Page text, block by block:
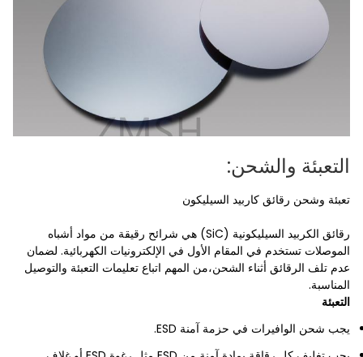
التعبئة والشحن:
تعبئة وشحن رقائق كاربيد السيليكون
رقائق الكربيد السيليكونية (SiC) هي شرائح رقيقة من مواد أشباه
الموصلات تستخدم في المقام الأول في الإلكترونيات الكهربائية. لضمان
عدم تلف الرقائق أثناء الشحن،من المهم اتباع تعليمات التعبئة والتوصيل
المناسبة.
التعبئة
يجب شحن الوافيرات في حزمة آمنة ESD.